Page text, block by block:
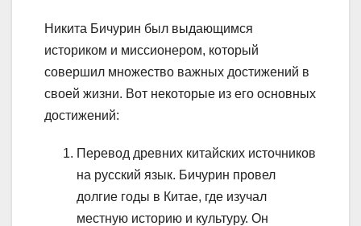
Никита Бичурин был выдающимся
историком и миссионером, который
совершил множество важных достижений в
своей жизни. Вот некоторые из его основных
достижений:
Перевод древних китайских источников
на русский язык. Бичурин провел
долгие годы в Китае, где изучал
местную историю и культуру. Он